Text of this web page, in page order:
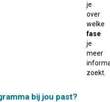
je
over
welke
fase
je
meer
zoekt.
bij jou past?